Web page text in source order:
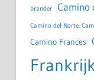
brander Camino
Camino del Norte.
Camino Frances